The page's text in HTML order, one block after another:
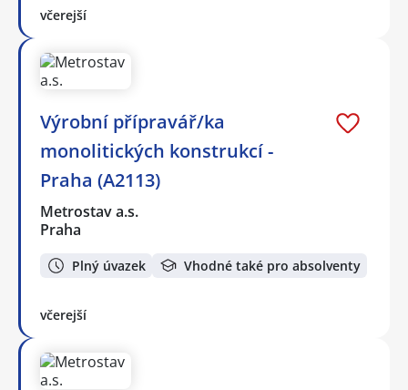
včerejší
Výrobní přípravář/ka
monolitických konstrukcí -
Praha (A2113)
Metrostav a.s.
Praha
Plný úvazek Vhodné také pro absolventy
včerejší